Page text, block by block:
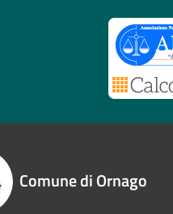
Comune di Ornago